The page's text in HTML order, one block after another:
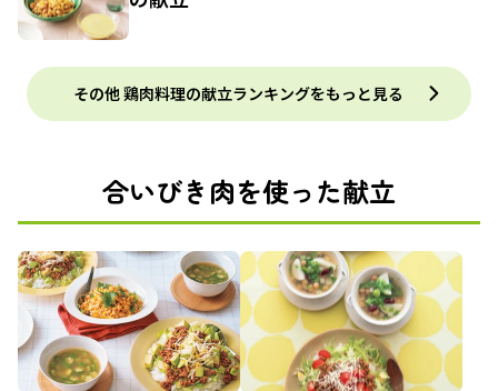
その他 鶏肉料理の献立ランキングをもっと見る
合いびき肉を使った献立